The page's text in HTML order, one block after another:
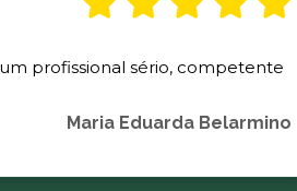
profissional sério, competente
Maria Eduarda Belarmino